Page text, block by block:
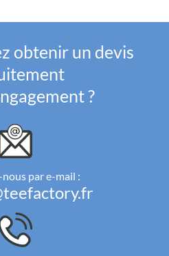
obtenir un devis
?
par e-mail :